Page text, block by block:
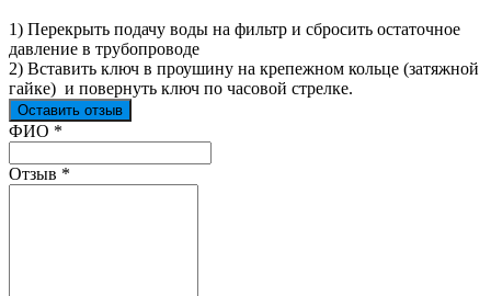
1) Перекрыть подачу воды на фильтр и сбросить остаточное
давление в трубопроводе
2) Вставить ключ в проушину на крепежном кольце (затяжной
гайке) и повернуть ключ по часовой стрелке.
Оставить отзыв
Ваш отзыв был отправлен!
ФИО *
Отзыв *